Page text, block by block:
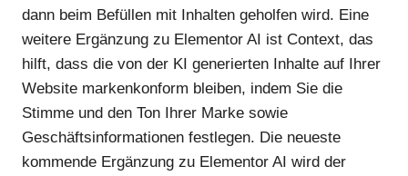
dann beim Befüllen mit Inhalten geholfen wird. Eine
weitere Ergänzung zu Elementor AI ist Context, das
hilft, dass die von der KI generierten Inhalte auf Ihrer
Website markenkonform bleiben, indem Sie die
Stimme und den Ton Ihrer Marke sowie
Geschäftsinformationen festlegen. Die neueste
kommende Ergänzung zu Elementor AI wird der